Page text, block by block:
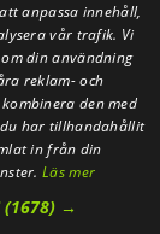
anpassa innehåll,
vår trafik. Vi
din användning
reklam- och
den med
har tillhandahållit
in från din
Läs mer
(1678) →